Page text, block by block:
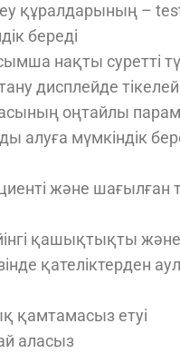
құралдарының –
береді
нақты суретті
дисплейде
оңтайлы
алуға мүмкіндік
және шағылған
қашықтықты
қателіктерден
қамтамасыз етуі
аласыз